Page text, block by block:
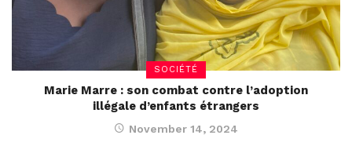
SOCIÉTÉ
Marie Marre : son combat contre l’adoption
illégale d’enfants étrangers
November 14, 2024